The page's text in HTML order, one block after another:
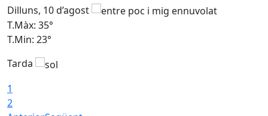
Dilluns, 10 d’agost
T.Màx: 35°
T.Min: 23°
Tarda
1
2